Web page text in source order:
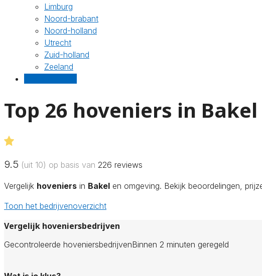
Limburg
Noord-brabant
Noord-holland
Utrecht
Zuid-holland
Zeeland
Top 26 hoveniers in Bakel
9.5 (uit 10) op basis van 226 reviews
Vergelijk hoveniers in Bakel en omgeving. Bekijk beoordelingen,
Toon het bedrijvenoverzicht
Vergelijk hoveniersbedrijven
Gecontroleerde hoveniersbedrijvenBinnen 2 minuten geregeld